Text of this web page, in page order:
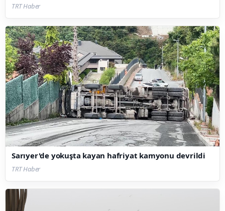
TRT Haber
Sarıyer'de yokuşta kayan hafriyat kamyonu devrildi
TRT Haber